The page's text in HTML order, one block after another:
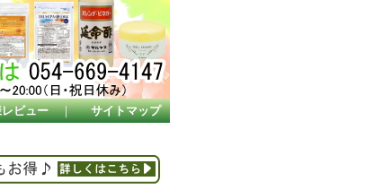
ビュー ｜ サイトマップ